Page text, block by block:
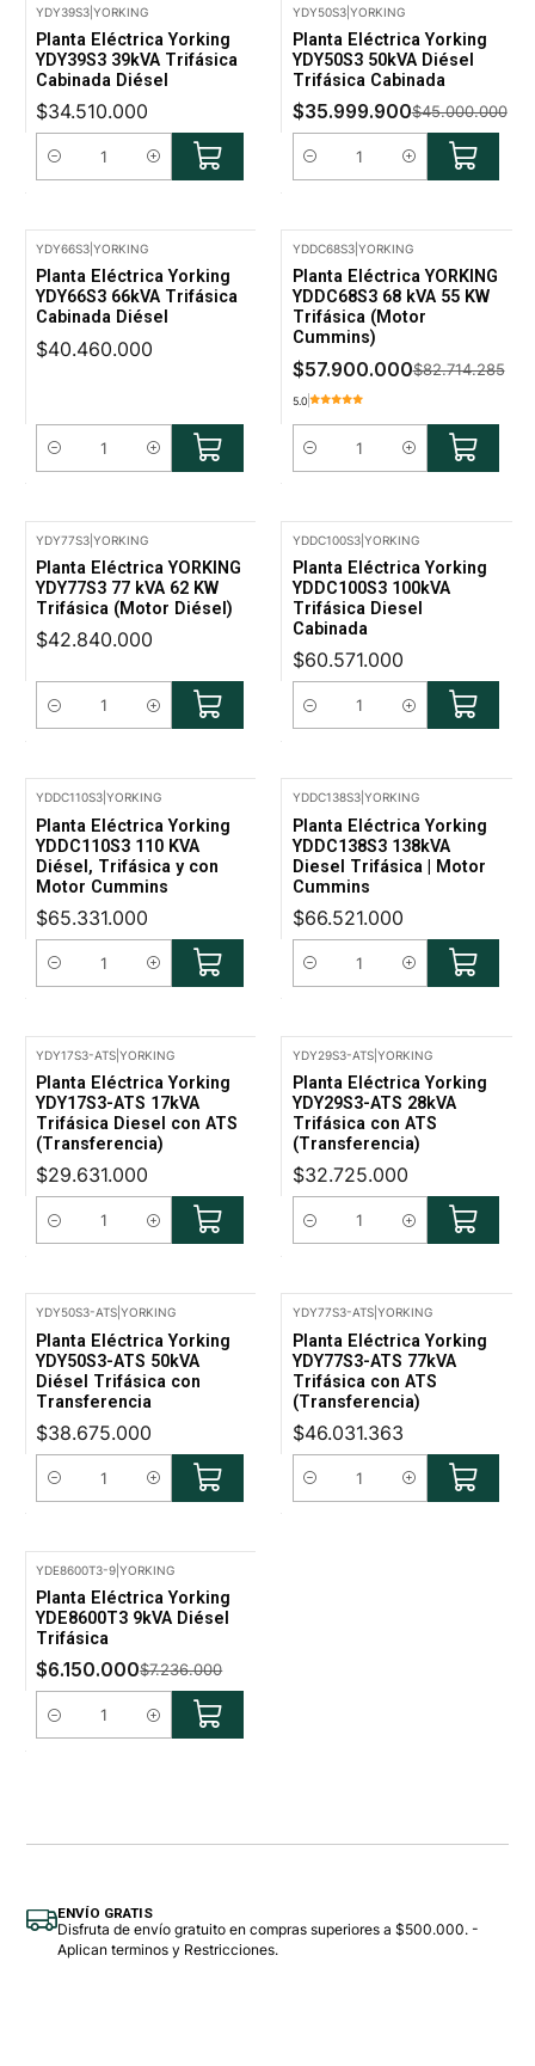
YDY39S3 |YORKING
Planta Eléctrica Yorking
YDY39S3 39kVA Trifásica
Cabinada Diésel
$34.510.000
Cantidad
YDY50S3| YORKING
Planta Eléctrica Yorking
YDY50S3 50kVA Diésel
Trifásica Cabinada
$35.999.900$45.000.000
Cantidad
YDY66S3 |YORKING
Planta Eléctrica Yorking
YDY66S3 66kVA Trifásica
Cabinada Diésel
$40.460.000
Cantidad
YDDC68S3| YORKING
Planta Eléctrica YORKING
YDDC68S3 68 kVA 55 KW
Trifásica (Motor
Cummins)
$57.900.000$82.714.285
5.0
Cantidad
YDY77S3 |YORKING
Planta Eléctrica YORKING
YDY77S3 77 kVA 62 KW
Trifásica (Motor Diésel)
$42.840.000
Cantidad
YDDC100S3| YORKING
Planta Eléctrica Yorking
YDDC100S3 100kVA
Trifásica Diesel
Cabinada
$60.571.000
Cantidad
YDDC110S3 |YORKING
Planta Eléctrica Yorking
YDDC110S3 110 KVA
Diésel, Trifásica y con
Motor Cummins
$65.331.000
Cantidad
YDDC138S3| YORKING
Planta Eléctrica Yorking
YDDC138S3 138kVA
Diesel Trifásica | Motor
Cummins
$66.521.000
Cantidad
YDY17S3-ATS |YORKING
Planta Eléctrica Yorking
YDY17S3-ATS 17kVA
Trifásica Diesel con ATS
(Transferencia)
$29.631.000
Cantidad
YDY29S3-ATS| YORKING
Planta Eléctrica Yorking
YDY29S3-ATS 28kVA
Trifásica con ATS
(Transferencia)
$32.725.000
Cantidad
YDY50S3-ATS |YORKING
Planta Eléctrica Yorking
YDY50S3-ATS 50kVA
Diésel Trifásica con
Transferencia
$38.675.000
Cantidad
YDY77S3-ATS| YORKING
Planta Eléctrica Yorking
YDY77S3-ATS 77kVA
Trifásica con ATS
(Transferencia)
$46.031.363
Cantidad
YDE8600T3-9 |YORKING
Planta Eléctrica Yorking
YDE8600T3 9kVA Diésel
Trifásica
$6.150.000$7.236.000
Cantidad
ENVÍO GRATIS
Disfruta de envío gratuito en compras superiores a $500.000. -
Aplican terminos y Restricciones.